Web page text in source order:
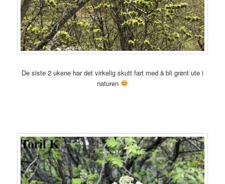
De siste 2 ukene har det virkelig skutt fart med å bli grønt ute i
naturen